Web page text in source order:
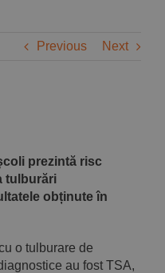
Previous Next
prezintă risc
tulburări
obținute în
o tulburare de
au fost TSA,